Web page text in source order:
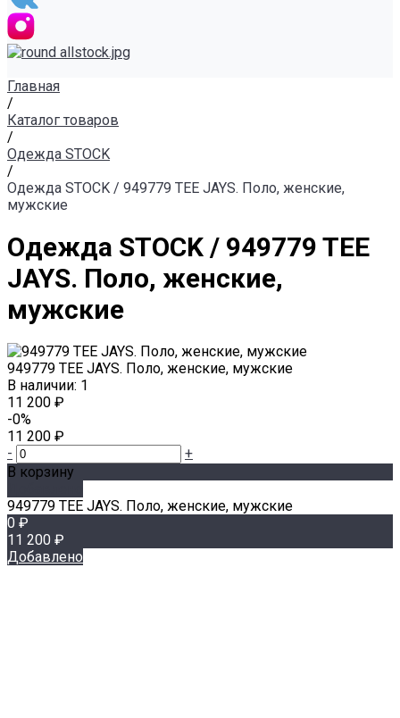
Главная
/
Каталог товаров
/
Одежда STOCK
/
Одежда STOCK / 949779 TEE JAYS. Поло, женские,
мужские
Одежда STOCK / 949779 TEE
JAYS. Поло, женские,
мужские
949779 TEE JAYS. Поло, женские, мужские
В наличии: 1
11 200 ₽
-0%
11 200 ₽
-
+
В корзину
949779 TEE JAYS. Поло, женские, мужские
0 ₽
11 200 ₽
Добавлено